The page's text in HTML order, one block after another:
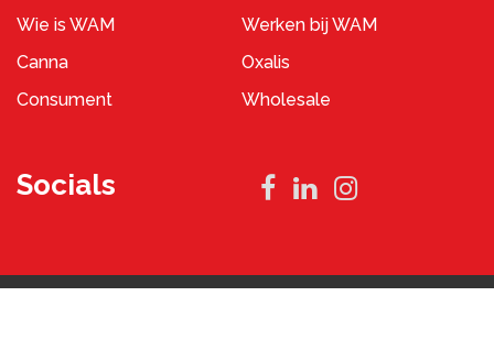
Wie is WAM
Werken bij WAM
Canna
Oxalis
Consument
Wholesale
Socials